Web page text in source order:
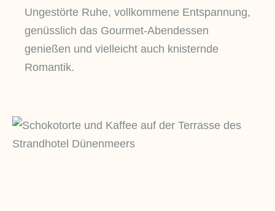
Ungestörte Ruhe, vollkommene Entspannung,
genüsslich das Gourmet-Abendessen
genießen und vielleicht auch knisternde
Romantik.